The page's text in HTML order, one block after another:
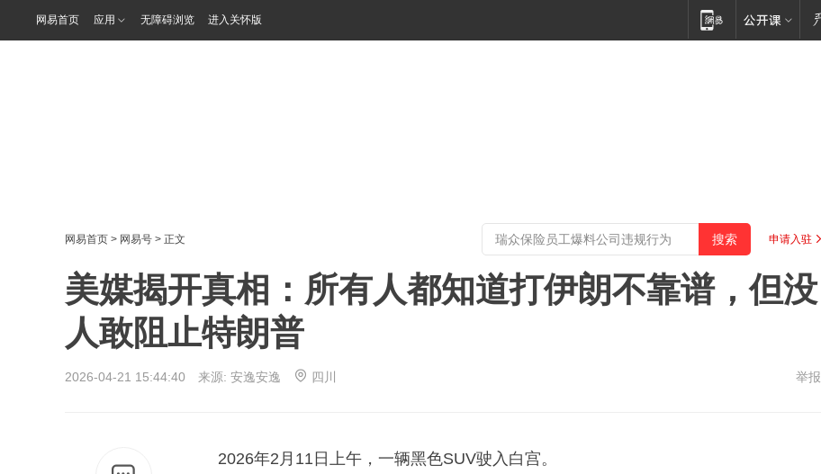
网易首页 应用 无障碍浏览 进入关怀版
网易首页 > 网易号 > 正文 申请入驻
美媒揭开真相：所有人都知道打伊朗不靠谱，但没
人敢阻止特朗普
2026-04-21 15:44:40 来源: 安逸安逸 四川 举报
2026年2月11日上午，一辆黑色SUV驶入白宫。